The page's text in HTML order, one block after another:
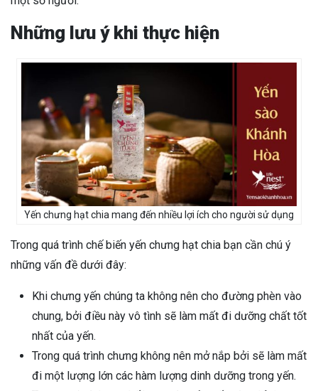
Những lưu ý khi thực hiện
Yến chưng hạt chia mang đến nhiều lợi ích cho người sử dụng
Trong quá trình chế biến yến chưng hạt chia bạn cần chú ý
những vấn đề dưới đây:
Khi chưng yến chúng ta không nên cho đường phèn vào
chung, bởi điều này vô tình sẽ làm mất đi dưỡng chất tốt
nhất của yến.
Trong quá trình chưng không nên mở nắp bởi sẽ làm mất
đi một lượng lớn các hàm lượng dinh dưỡng trong yến.